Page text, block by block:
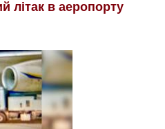
літак в аеропорту